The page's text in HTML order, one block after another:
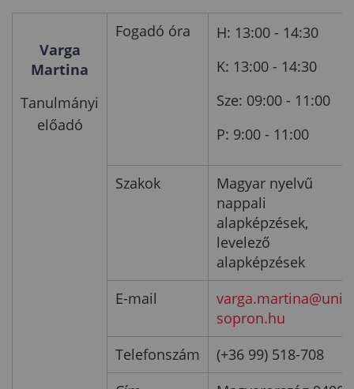
Varga
Martina
Tanulmányi
előadó
Fogadó óra
H: 13:00 - 14:30
K: 13:00 - 14:30
Sze: 09:00 - 11:00
P: 9:00 - 11:00
Szakok
Magyar nyelvű
nappali
alapképzések,
levelező
alapképzések
E-mail
varga.martina@uni-
sopron.hu
Telefonszám
(+36 99) 518-708